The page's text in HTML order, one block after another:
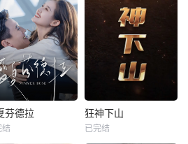
芬德拉
结
狂神下山
已完结